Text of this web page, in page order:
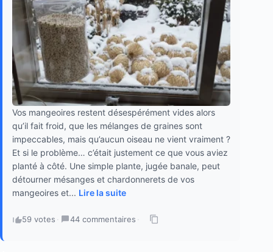
Vos mangeoires restent désespérément vides alors
qu’il fait froid, que les mélanges de graines sont
impeccables, mais qu’aucun oiseau ne vient vraiment ?
Et si le problème… c’était justement ce que vous aviez
planté à côté. Une simple plante, jugée banale, peut
détourner mésanges et chardonnerets de vos
mangeoires et... Lire la suite
59 votes · 44 commentaires ·